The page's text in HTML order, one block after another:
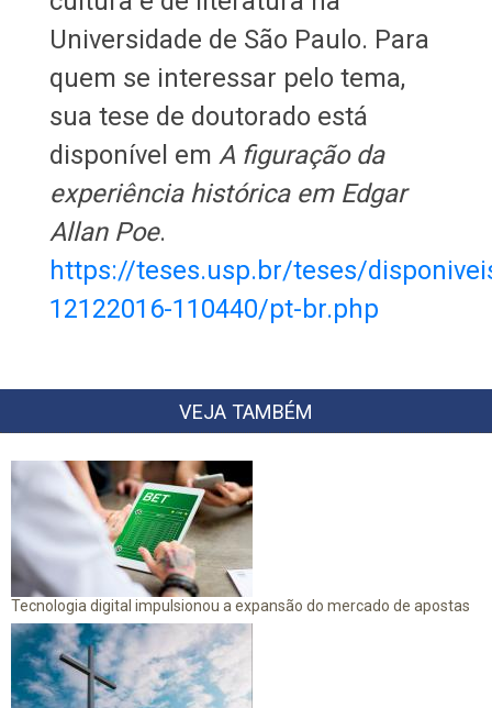
Universidade de São Paulo. Para
quem se interessar pelo tema,
sua tese de doutorado está
disponível em A figuração da
experiência histórica em Edgar
Allan Poe.
https://teses.usp.br/teses/
12122016-110440/pt-br.php
VEJA TAMBÉM
Tecnologia digital impulsionou a expansão do mercado de apostas